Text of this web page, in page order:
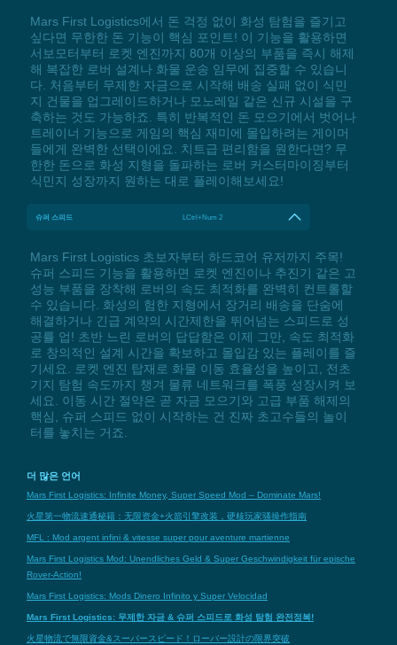
Mars First Logistics에서 돈 걱정 없이 화성 탐험을 즐기고
싶다면 무한한 돈 기능이 핵심 포인트! 이 기능을 활용하면
서보모터부터 로켓 엔진까지 80개 이상의 부품을 즉시 해제
해 복잡한 로버 설계나 화물 운송 임무에 집중할 수 있습니
다. 처음부터 무제한 자금으로 시작해 배송 실패 없이 식민
지 건물을 업그레이드하거나 모노레일 같은 신규 시설을 구
축하는 것도 가능하죠. 특히 반복적인 돈 모으기에서 벗어나
트레이너 기능으로 게임의 핵심 재미에 몰입하려는 게이머
들에게 완벽한 선택이에요. 치트급 편리함을 원한다면? 무
한한 돈으로 화성 지형을 돌파하는 로버 커스터마이징부터
식민지 성장까지 원하는 대로 플레이해보세요!
슈퍼 스피드 LCtrl+Num 2
Mars First Logistics 초보자부터 하드코어 유저까지 주목!
슈퍼 스피드 기능을 활용하면 로켓 엔진이나 추진기 같은 고
성능 부품을 장착해 로버의 속도 최적화를 완벽히 컨트롤할
수 있습니다. 화성의 험한 지형에서 장거리 배송을 단숨에
해결하거나 긴급 계약의 시간제한을 뛰어넘는 스피드로 성
공률 업! 초반 느린 로버의 답답함은 이제 그만, 속도 최적화
로 창의적인 설계 시간을 확보하고 몰입감 있는 플레이를 즐
기세요. 로켓 엔진 탑재로 화물 이동 효율성을 높이고, 전초
기지 탐험 속도까지 챙겨 물류 네트워크를 폭풍 성장시켜 보
세요. 이동 시간 절약은 곧 자금 모으기와 고급 부품 해제의
핵심, 슈퍼 스피드 없이 시작하는 건 진짜 초고수들의 놀이
터를 놓치는 거죠.
더 많은 언어
Mars First Logistics: Infinite Money, Super Speed Mod – Dominate Mars!
火星第一物流速通秘籍：无限资金+火箭引擎改装，硬核玩家骚操作指南
MFL : Mod argent infini & vitesse super pour aventure martienne
Mars First Logistics Mod: Unendliches Geld & Super Geschwindigkeit für epische
Rover-Action!
Mars First Logistics: Mods Dinero Infinito y Super Velocidad
Mars First Logistics: 무제한 자금 & 슈퍼 스피드로 화성 탐험 완전정복!
火星物流で無限資金&スーパースピード！ローバー設計の限界突破